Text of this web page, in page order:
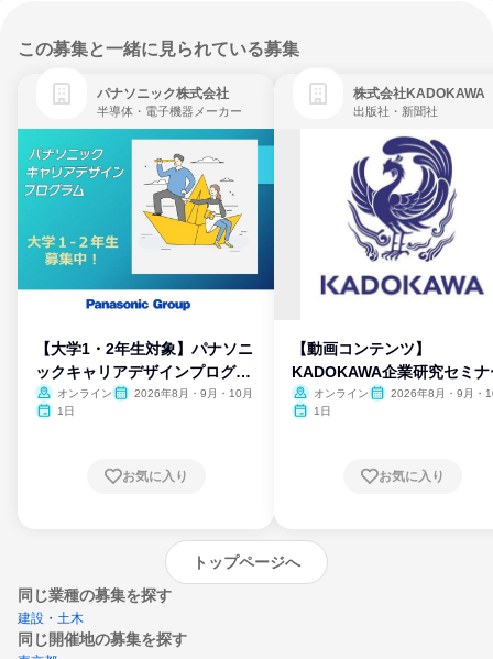
この募集と一緒に見られている募集
パナソニック株式会社
半導体・電子機器メーカー
【大学1・2年生対象】パナソニ
ックキャリアデザインプログラ
ム
オンライン
2026年8月・9月・10月
1日
お気に入り
株式会社KADOKAWA
出版社・新聞社
【動画コンテンツ】
KADOKAWA企業研究セミナ
オンライン
2026年8月・9月・
1日
お気に入り
トップページへ
同じ業種の募集を探す
建設・土木
同じ開催地の募集を探す